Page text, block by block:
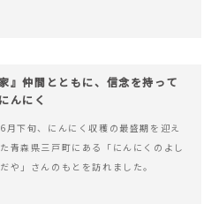
』仲間とともに、信念を持って
んにく
6月下旬、にんにく収穫の最盛期を迎え
た青森県三戸町にある「にんにくのよし
だや」さんのもとを訪れました。